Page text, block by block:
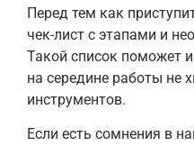
Перед тем как
чек-лист с этапами и
Такой список поможет
на середине работы не
инструментов.
Если есть сомнения в